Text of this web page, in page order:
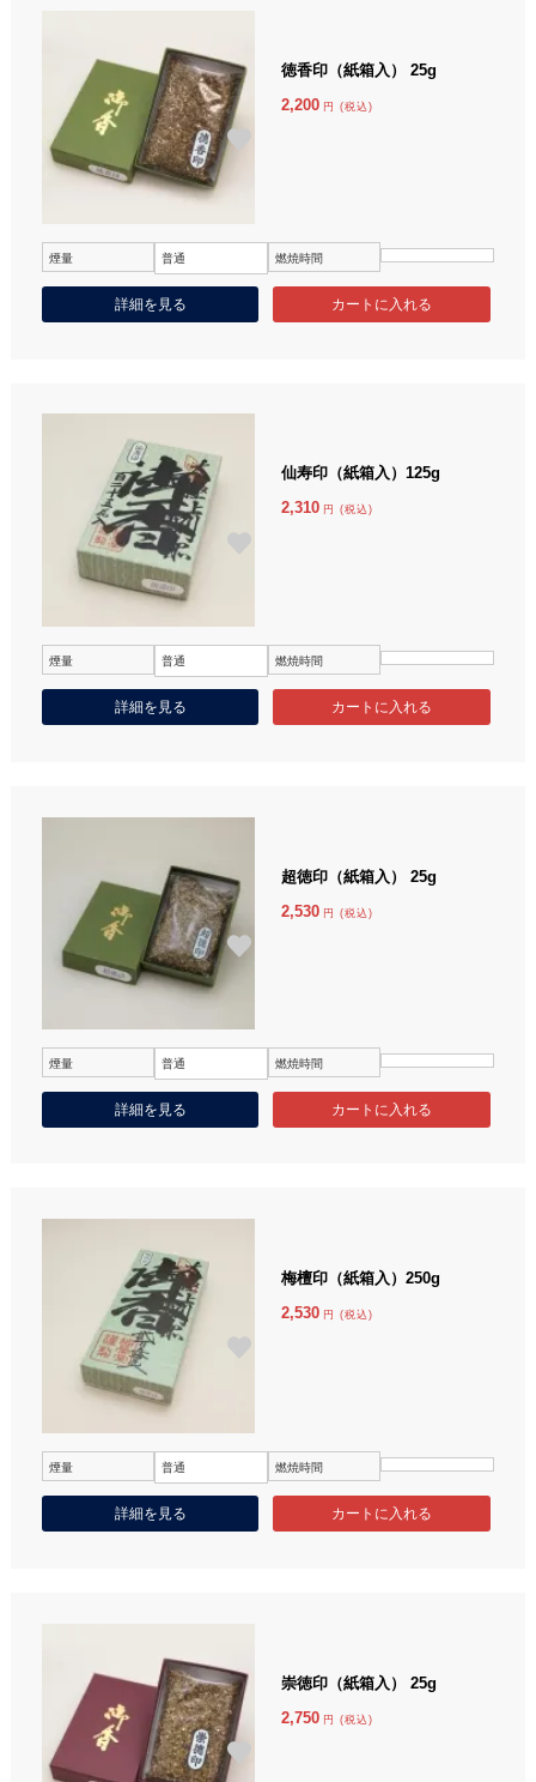
徳香印（紙箱入） 25g
2,200 円 (税込)
煙量 普通 燃焼時間
詳細を見る
仙寿印（紙箱入）125g
2,310 円 (税込)
煙量 普通 燃焼時間
詳細を見る
超徳印（紙箱入） 25g
2,530 円 (税込)
煙量 普通 燃焼時間
詳細を見る
梅檀印（紙箱入）250g
2,530 円 (税込)
煙量 普通 燃焼時間
詳細を見る
崇徳印（紙箱入） 25g
2,750 円 (税込)